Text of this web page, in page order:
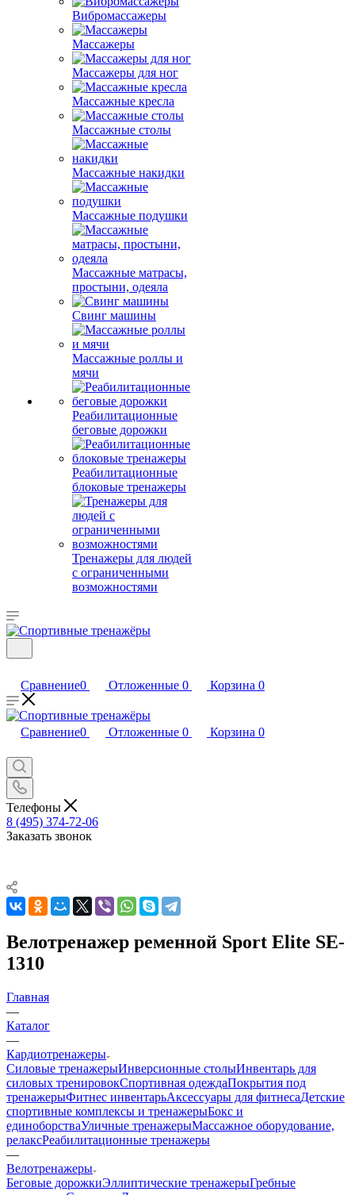
Вибромассажеры
Массажеры
Массажеры для ног
Массажные кресла
Массажные столы
Массажные накидки
Массажные подушки
Массажные матрасы,
простыни, одеяла
Свинг машины
Массажные роллы и
мячи
Реабилитационные
беговые дорожки
Реабилитационные
блоковые тренажеры
Тренажеры для людей
с ограниченными
возможностями
Сравнение0 Отложенные 0 Корзина 0
Сравнение0 Отложенные 0 Корзина 0
Телефоны
8 (495) 374-72-06
Заказать звонок
Велотренажер ременной Sport Elite SE-
1310
Главная
—
Каталог
—
Кардиотренажеры
Силовые тренажерыИнверсионные столыИнвентарь для
силовых тренировокСпортивная одеждаПокрытия под
тренажерыФитнес инвентарьАксессуары для фитнесаДетские
спортивные комплексы и тренажерыБокс и
единоборстваУличные тренажерыМассажное оборудование,
релаксРеабилитационные тренажеры
—
Велотренажеры
Беговые дорожкиЭллиптические тренажерыГребные